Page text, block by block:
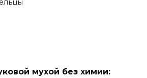
мухой без химии: